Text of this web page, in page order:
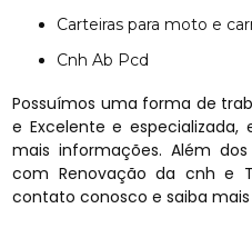
Carteiras para moto e
Cnh Ab Pcd
Possuímos uma forma de
e Excelente e
mais informações. Além
com Renovação da cnh e
contato conosco e saiba